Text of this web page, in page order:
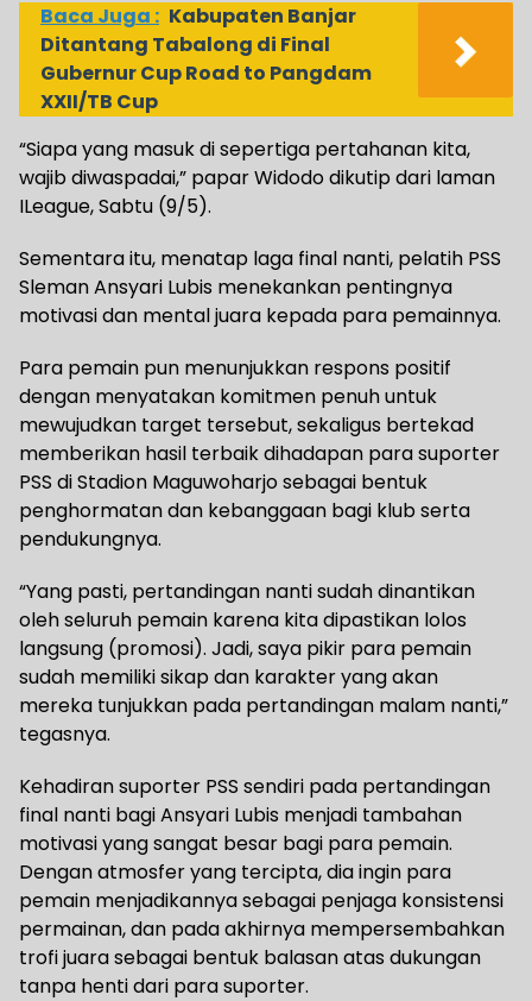
Baca Juga : Kabupaten Banjar
Ditantang Tabalong di Final
Gubernur Cup Road to Pangdam
XXII/TB Cup
“Siapa yang masuk di sepertiga pertahanan kita,
wajib diwaspadai,” papar Widodo dikutip dari laman
ILeague, Sabtu (9/5).
Sementara itu, menatap laga final nanti, pelatih PSS
Sleman Ansyari Lubis menekankan pentingnya
motivasi dan mental juara kepada para pemainnya.
Para pemain pun menunjukkan respons positif
dengan menyatakan komitmen penuh untuk
mewujudkan target tersebut, sekaligus bertekad
memberikan hasil terbaik dihadapan para suporter
PSS di Stadion Maguwoharjo sebagai bentuk
penghormatan dan kebanggaan bagi klub serta
pendukungnya.
“Yang pasti, pertandingan nanti sudah dinantikan
oleh seluruh pemain karena kita dipastikan lolos
langsung (promosi). Jadi, saya pikir para pemain
sudah memiliki sikap dan karakter yang akan
mereka tunjukkan pada pertandingan malam nanti,”
tegasnya.
Kehadiran suporter PSS sendiri pada pertandingan
final nanti bagi Ansyari Lubis menjadi tambahan
motivasi yang sangat besar bagi para pemain.
Dengan atmosfer yang tercipta, dia ingin para
pemain menjadikannya sebagai penjaga konsistensi
permainan, dan pada akhirnya mempersembahkan
trofi juara sebagai bentuk balasan atas dukungan
tanpa henti dari para suporter.